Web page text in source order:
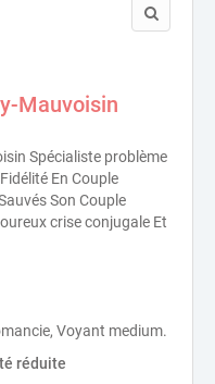
Mauvoisin
Spécialiste problème
En Couple
Son Couple
crise conjugale Et
Voyant medium.
réduite